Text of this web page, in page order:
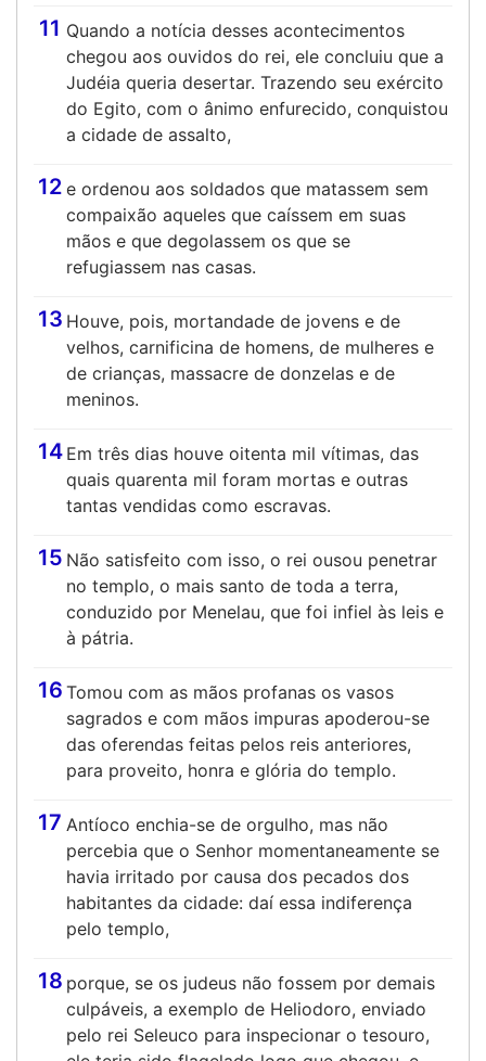
11 Quando a notícia desses acontecimentos
chegou aos ouvidos do rei, ele concluiu que a
Judéia queria desertar. Trazendo seu exército
do Egito, com o ânimo enfurecido, conquistou
a cidade de assalto,
12 e ordenou aos soldados que matassem sem
compaixão aqueles que caíssem em suas
mãos e que degolassem os que se
refugiassem nas casas.
13 Houve, pois, mortandade de jovens e de
velhos, carnificina de homens, de mulheres e
de crianças, massacre de donzelas e de
meninos.
14 Em três dias houve oitenta mil vítimas, das
quais quarenta mil foram mortas e outras
tantas vendidas como escravas.
15 Não satisfeito com isso, o rei ousou penetrar
no templo, o mais santo de toda a terra,
conduzido por Menelau, que foi infiel às leis e
à pátria.
16 Tomou com as mãos profanas os vasos
sagrados e com mãos impuras apoderou-se
das oferendas feitas pelos reis anteriores,
para proveito, honra e glória do templo.
17 Antíoco enchia-se de orgulho, mas não
percebia que o Senhor momentaneamente se
havia irritado por causa dos pecados dos
habitantes da cidade: daí essa indiferença
pelo templo,
18 porque, se os judeus não fossem por demais
culpáveis, a exemplo de Heliodoro, enviado
pelo rei Seleuco para inspecionar o tesouro,